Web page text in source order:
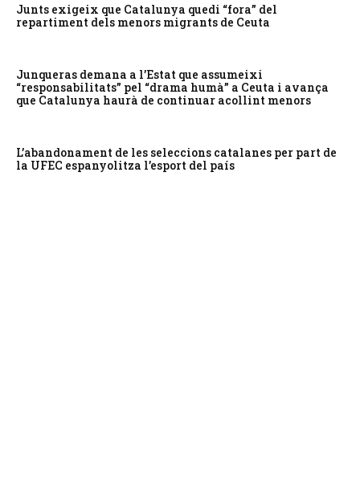
Junts exigeix que Catalunya quedi “fora” del
repartiment dels menors migrants de Ceuta
Junqueras demana a l’Estat que assumeixi
“responsabilitats” pel “drama humà” a Ceuta i avança
que Catalunya haurà de continuar acollint menors
L’abandonament de les seleccions catalanes per part de
la UFEC espanyolitza l’esport del país